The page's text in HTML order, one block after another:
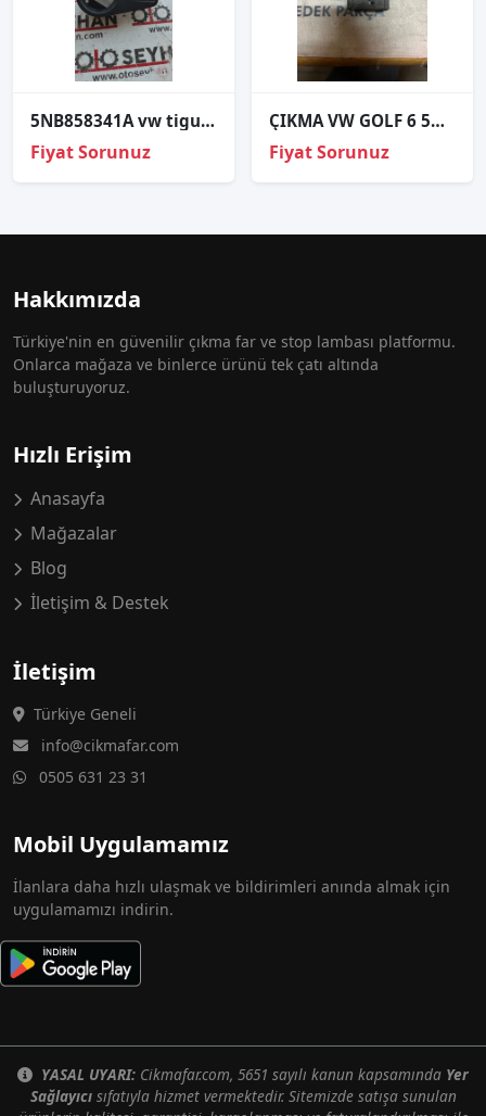
5NB858341A vw tiguan 2017 far anahtarı yuvası
Fiyat Sorunuz
ÇIKMA VW GOLF 6 5M0 907 357 A 5M0907357A FAR AYAR BEYNİ
Fiyat Sorunuz
Hakkımızda
Türkiye'nin en güvenilir çıkma far ve stop lambası platformu.
Onlarca mağaza ve binlerce ürünü tek çatı altında
buluşturuyoruz.
Hızlı Erişim
Anasayfa
Mağazalar
Blog
İletişim & Destek
İletişim
Türkiye Geneli
info@cikmafar.com
0505 631 23 31
Mobil Uygulamamız
İlanlara daha hızlı ulaşmak ve bildirimleri anında almak için
uygulamamızı indirin.
YASAL UYARI: Cikmafar.com, 5651 sayılı kanun kapsamında Yer
Sağlayıcısıfatıyla hizmet vermektedir. Sitemizde satışa sunulan